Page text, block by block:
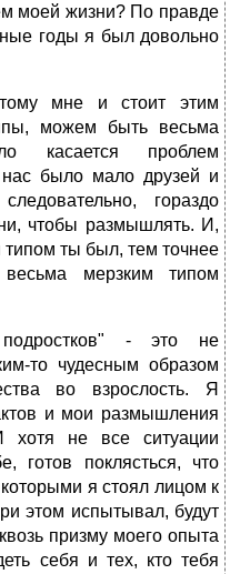
моей жизни? По правде
годы я был довольно
мне и стоит этим
можем быть весьма
касается проблем
нас было мало друзей и
гораздо
чтобы размышлять. И,
ты был, тем точнее
мерзким типом
- это не
то чудесным образом
во взрослость. Я
и мои размышления
хотя не все ситуации
готов поклясться, что
я стоял лицом к
этом испытывал, будут
призму моего опыта
себя и тех, кто тебя